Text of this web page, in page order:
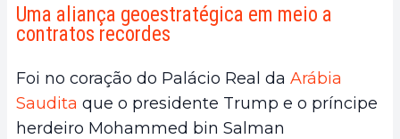
Uma aliança geoestratégica em meio a
contratos recordes
Foi no coração do Palácio Real da Arábia
Saudita que o presidente Trump e o príncipe
herdeiro Mohammed bin Salman